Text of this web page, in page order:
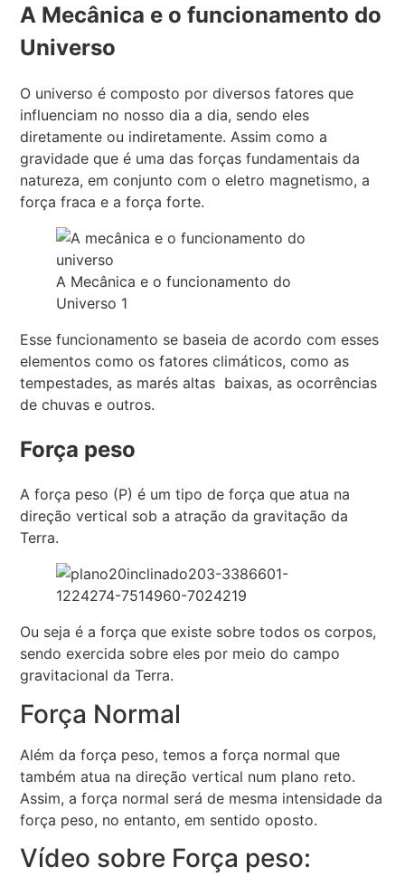
A Mecânica e o funcionamento do
Universo
O universo é composto por diversos fatores que
influenciam no nosso dia a dia, sendo eles
diretamente ou indiretamente. Assim como a
gravidade que é uma das forças fundamentais da
natureza, em conjunto com o eletro magnetismo, a
força fraca e a força forte.
A Mecânica e o funcionamento do
Universo 1
Esse funcionamento se baseia de acordo com esses
elementos como os fatores climáticos, como as
tempestades, as marés altas baixas, as ocorrências
de chuvas e outros.
Força peso
A força peso (P) é um tipo de força que atua na
direção vertical sob a atração da gravitação da
Terra.
Ou seja é a força que existe sobre todos os corpos,
sendo exercida sobre eles por meio do campo
gravitacional da Terra.
Força Normal
Além da força peso, temos a força normal que
também atua na direção vertical num plano reto.
Assim, a força normal será de mesma intensidade da
força peso, no entanto, em sentido oposto.
Vídeo sobre Força peso: